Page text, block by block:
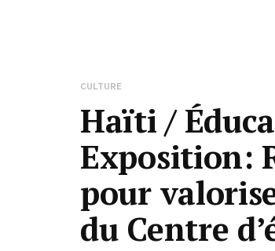
CULTURE
Haïti /
Exposition:
pour
du Centre